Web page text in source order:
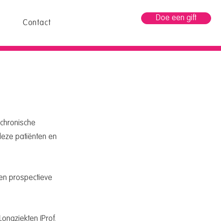
Contact
Doe een gift
patiënten en
prospectieve
(Prof.